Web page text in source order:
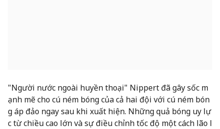
"Người nước ngoài huyền thoại" Nippert đã gây sốc m
ạnh mẽ cho cú ném bóng của cả hai đội với cú ném bón
g áp đảo ngay sau khi xuất hiện. Những quả bóng uy lự
c từ chiều cao lớn và sự điều chỉnh tốc độ một cách lão l